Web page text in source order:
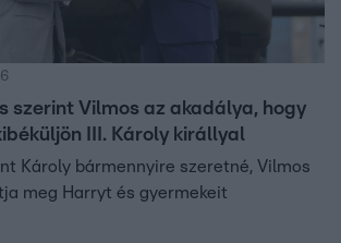
szerint Vilmos az akadálya, hogy
III. Károly királlyal
Károly bármennyire szeretné, Vilmos
meg Harryt és gyermekeit